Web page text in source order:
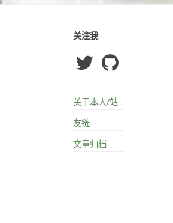
关注我
关于本人/站
友链
文章归档